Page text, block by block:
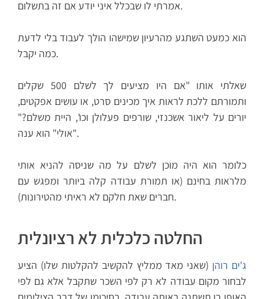
אמרתי לו שבכלל איני יודע אם זה בתשלום.
הוא כמעט השתגע מהרעיון שמישהו הולך לעבוד בלי לדעת
כמה יקבל.
שאלתי אותו "אם היו מציעים לך לשלם 500 שקלים
ותמורתם ללכת לראות איך מכינים סרט, או עושים אפקטים,
יורים על ליאור אשכנזי, שורפים פעלולן וכו', היית משלם?"
"אולי" הוא ענה.
כלומר הוא היה מוכן לשלם על מה שניסה להניא אותי
מלראות בחינם (או תמורת עבודה קלה ביותר ומפגש עם
חברים שאת חלקם לא ראיתי מהטירונות).
החלטה כלכלית לא רציונלית
ג'ים רוהן (שאני מאד ממליץ להקשיב להקלטות שלו) הציע
לבחור מקום עבודה לא רק לפי השכר שתקבל אלא גם לפי